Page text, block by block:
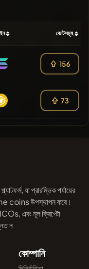
ভোটসমূহ
156
73
যা প্রারম্ভিক পর্যায়ের
coins উপস্থাপন করে।
এবং মূল ক্রিপ্টো
ন
কোম্পানি